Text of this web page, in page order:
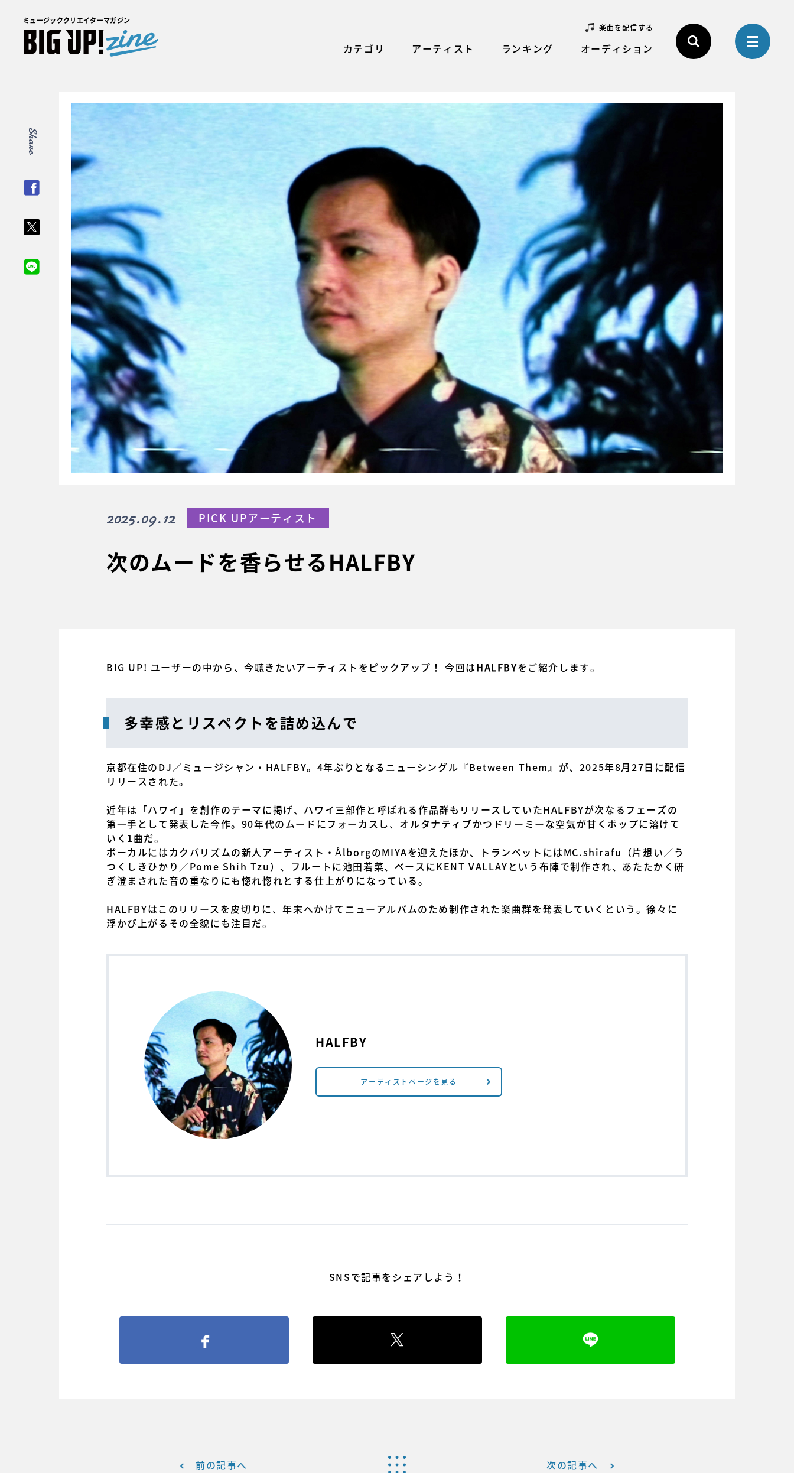
ミュージッククリエイターマガジン
楽曲を配信する
カテゴリ アーティスト ランキング オーディション
Share
次のムードを香らせるHALFBY
2025.09.12 PICK UPアーティスト
BIG UP! ユーザーの中から、今聴きたいアーティストをピックアップ！ 今回は HALFBYをご紹介します。
多幸感とリスペクトを詰め込んで
京都在住のDJ／ミュージシャン・HALFBY。4年ぶりとなるニューシングル『Between Them』が、2025年8月27日に配信
リリースされた。
近年は「ハワイ」を創作のテーマに掲げ、ハワイ三部作と呼ばれる作品群もリリースしていたHALFBYが次なるフェーズの
第一手として発表した今作。90年代のムードにフォーカスし、オルタナティブかつドリーミーな空気が甘くポップに溶けて
いく1曲だ。
ボーカルにはカクバリズムの新人アーティスト・ÅlborgのMIYAを迎えたほか、トランペットにはMC.shirafu（片想い／う
つくしきひかり／Pome Shih Tzu）、フルートに池田若菜、ベースにKENT VALLAYという布陣で制作され、あたたかく研
ぎ澄まされた音の重なりにも惚れ惚れとする仕上がりになっている。
HALFBYはこのリリースを皮切りに、年末へかけてニューアルバムのため制作された楽曲群を発表していくという。徐々に
浮かび上がるその全貌にも注目だ。
HALFBY
アーティストページを見る
SNSで記事をシェアしよう！
前の記事へ 次の記事へ